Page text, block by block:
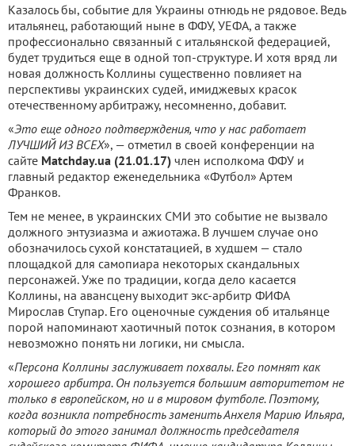
Казалось бы, событие для Украины отнюдь не рядовое. Ведь
итальянец, работающий ныне в ФФУ, УЕФА, а также
профессионально связанный с итальянской федерацией,
будет трудиться еще в одной топ-структуре. И хотя вряд ли
новая должность Коллины существенно повлияет на
перспективы украинских судей, имиджевых красок
отечественному арбитражу, несомненно, добавит.
«Это еще одного подтверждения, что у нас работает
ЛУЧШИЙ ИЗ ВСЕХ», — отметил в своей конференции на
сайте Matchday.ua (21.01.17) член исполкома ФФУ и
главный редактор еженедельника «Футбол» Артем
Франков.
Тем не менее, в украинских СМИ это событие не вызвало
должного энтузиазма и ажиотажа. В лучшем случае оно
обозначилось сухой констатацией, в худшем — стало
площадкой для самопиара некоторых скандальных
персонажей. Уже по традиции, когда дело касается
Коллины, на авансцену выходит экс-арбитр ФИФА
Мирослав Ступар. Его оценочные суждения об итальянце
порой напоминают хаотичный поток сознания, в котором
невозможно понять ни логики, ни смысла.
«Персона Коллины заслуживает похвалы. Его помнят как
хорошего арбитра. Он пользуется большим авторитетом не
только в европейском, но и в мировом футболе. Поэтому,
когда возникла потребность заменить Анхеля Марию Ильяра,
который до этого занимал должность председателя